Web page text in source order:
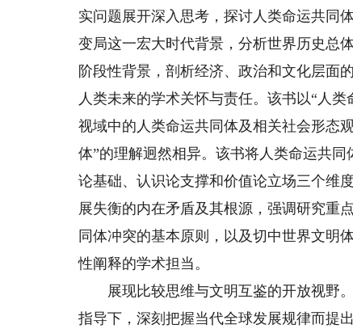
实问题展开深入思考，探讨人类命运共同
变局这一宏大时代背景，分析世界历史总
阶段性背景，剖析经济、政治和文化层面
人类未来的学术关怀与责任。该书以“人
视域中的人类命运共同体及相关社会形态
体”的理解迥然相异。该书将人类命运共
论基础、认识论支撑和价值论立场三个维
展失衡的内在矛盾及其根源，强调研究重
同体冲突的基本原则，以及切中世界文明
性阐释的学术担当。
展现比较思维与文明互鉴的开放视野。
指导下，深刻把握当代全球发展规律而提